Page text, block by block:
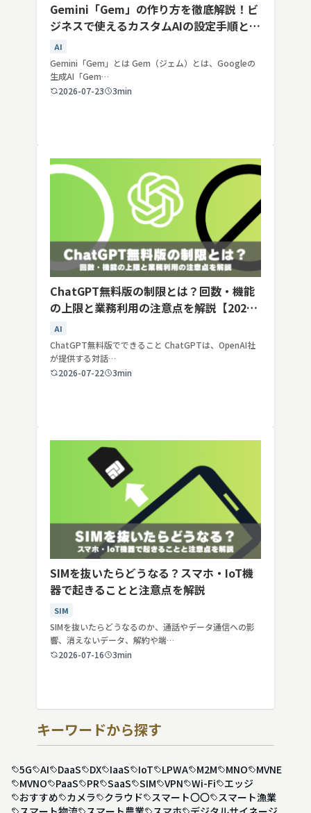
Gemini「Gem」の作り方を徹底解説！ビ
ジネスで使えるカスタムAIの設定手順と活
用例
AI
Gemini「Gem」とは Gem（ジェム）とは、Googleの
生成AI「Gem…
2026-07-23
3min
ChatGPT無料版の制限とは？回数・機能
の上限と業務利用の注意点を解説【2026
年最新】
AI
ChatGPT無料版でできること ChatGPTは、OpenAI社
が提供する対話…
2026-07-22
3min
SIMを抜いたらどうなる？スマホ・IoT機
器で起きることと注意点を解説
SIM
SIMを抜いたらどうなるのか、通話やデータ通信への影
響、消えないデータ、解約や端…
2026-07-16
3min
キーワードから探す
5G AI DaaS DX IaaS IoT LPWA M2M MNO
MVNE
MVNO
PaaS PR SaaS SIM VPN Wi-Fi
エッジ
おすすめ
カメラ クラウド スマート〇〇
スマート漁業